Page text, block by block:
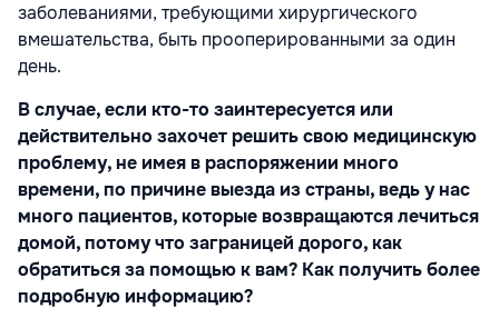
заболеваниями, требующими хирургического
вмешательства, быть прооперированными за один
день.
В случае, если кто-то заинтересуется или
действительно захочет решить свою медицинскую
проблему, не имея в распоряжении много
времени, по причине выезда из страны, ведь у нас
много пациентов, которые возвращаются лечиться
домой, потому что заграницей дорого, как
обратиться за помощью к вам? Как получить более
подробную информацию?